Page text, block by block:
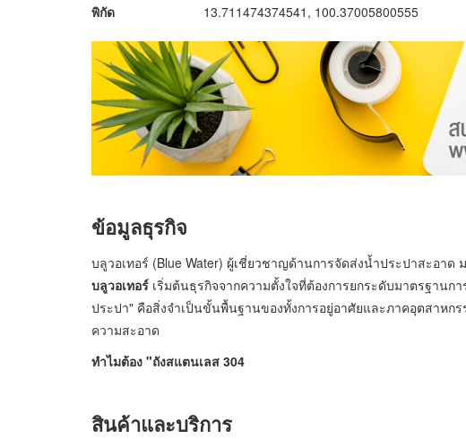
พิกัด 13.711474374541, 100.37005800555
ข้อมูลธุรกิจ
บลูวอเทอร์ (Blue Water) ผู้เชี่ยวชาญด้านการจัดส่งน้ำประปาสะอาด
บลูวอเทอร์ เริ่มต้นธุรกิจจากความตั้งใจที่ต้องการยกระดับมาตรฐานก
ประปา" คือสิ่งจำเป็นขั้นพื้นฐานของทั้งการอยู่อาศัยและภาคอุตสาห
ความสะอาด
ทำไมต้อง "ถังสแตนเลส 304
สินค้าและบริการ